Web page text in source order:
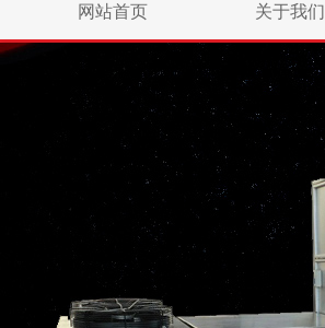
网站首页 关于我们